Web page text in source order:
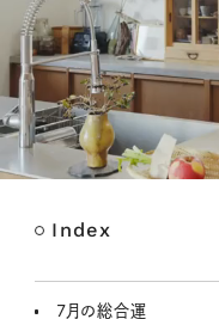
Index
7月の総合運